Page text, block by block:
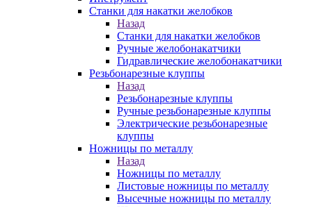
Станки для накатки желобков
Назад
Станки для накатки желобков
Ручные желобонакатчики
Гидравлические желобонакатчики
Резьбонарезные клуппы
Назад
Резьбонарезные клуппы
Ручные резьбонарезные клуппы
Электрические резьбонарезные
клуппы
Ножницы по металлу
Назад
Ножницы по металлу
Листовые ножницы по металлу
Высечные ножницы по металлу